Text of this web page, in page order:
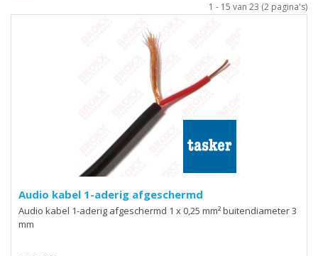
1 - 15 van 23 (2 pagina's)
Audio kabel 1-aderig afgeschermd
Audio kabel 1-aderig afgeschermd 1 x 0,25 mm² buitendiameter 3
mm